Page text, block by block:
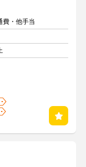
費・他手当